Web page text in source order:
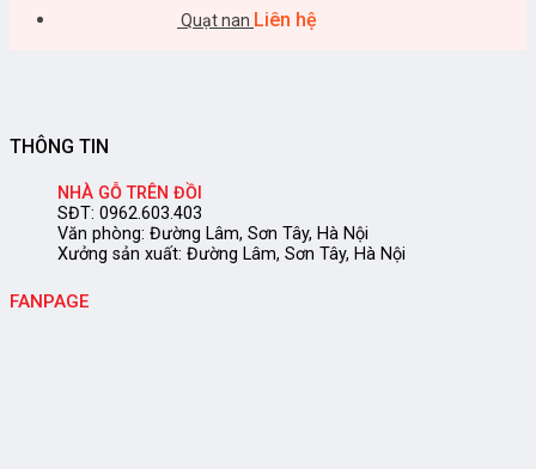
Quạt nan Liên hệ
THÔNG TIN
NHÀ GỖ TRÊN ĐỒI
SĐT: 0962.603.403
Văn phòng: Đường Lâm, Sơn Tây, Hà Nội
Xưởng sản xuất: Đường Lâm, Sơn Tây, Hà Nội
FANPAGE